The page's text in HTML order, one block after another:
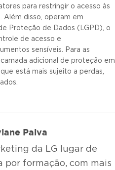
para restringir o acesso às
Além disso, operam em
Proteção de Dados (LGPD), o
de acesso e
sensíveis. Para as
adicional de proteção em
está mais sujeito a perdas,
Paiva
da LG lugar de
por formação, com mais